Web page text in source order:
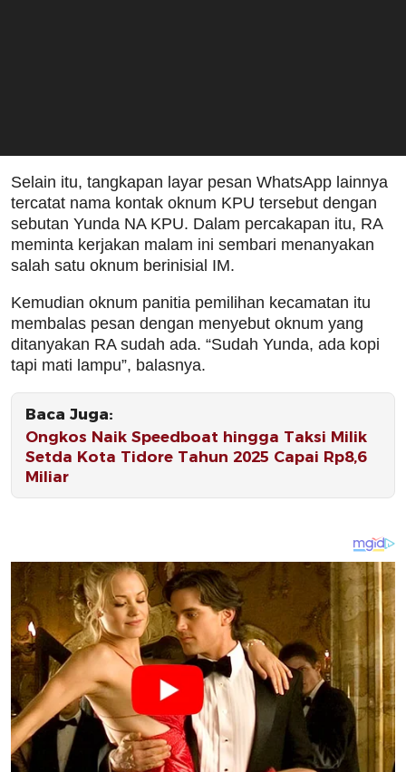
Selain itu, tangkapan layar pesan WhatsApp lainnya
tercatat nama kontak oknum KPU tersebut dengan
sebutan Yunda NA KPU. Dalam percakapan itu, RA
meminta kerjakan malam ini sembari menanyakan
salah satu oknum berinisial IM.
Kemudian oknum panitia pemilihan kecamatan itu
membalas pesan dengan menyebut oknum yang
ditanyakan RA sudah ada. “Sudah Yunda, ada kopi
tapi mati lampu”, balasnya.
Baca Juga:
Ongkos Naik Speedboat hingga Taksi Milik
Setda Kota Tidore Tahun 2025 Capai Rp8,6
Miliar